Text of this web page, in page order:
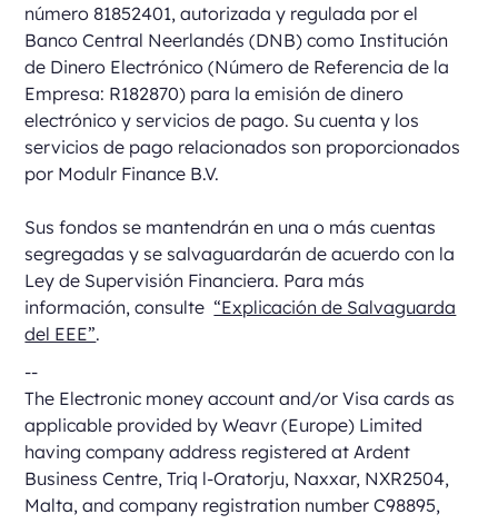
número 81852401, autorizada y regulada por el
Banco Central Neerlandés (DNB) como Institución
de Dinero Electrónico (Número de Referencia de la
Empresa: R182870) para la emisión de dinero
electrónico y servicios de pago. Su cuenta y los
servicios de pago relacionados son proporcionados
por Modulr Finance B.V.
Sus fondos se mantendrán en una o más cuentas
segregadas y se salvaguardarán de acuerdo con la
Ley de Supervisión Financiera. Para más
información, consulte“Explicación de Salvaguarda
del EEE”.
--
The Electronic money account and/or Visa cards as
applicable provided by Weavr (Europe) Limited
having company address registered at Ardent
Business Centre, Triq l-Oratorju, Naxxar, NXR2504,
Malta, and company registration number C98895,